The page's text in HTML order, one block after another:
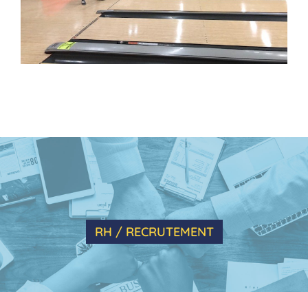
RH / RECRUTEMENT